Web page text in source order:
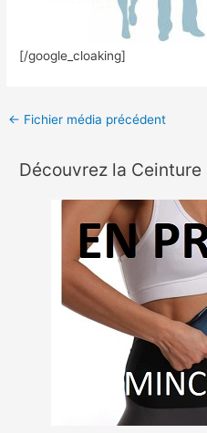
[/google_cloaking]
← Fichier média précédent
Découvrez la